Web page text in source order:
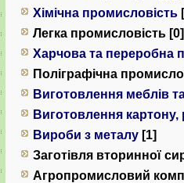
Хімічна промисловість
Легка промисловість [0]
Харчова та переробна
Поліграфічна
Виготовлення меблів
Виготовлення
Вироби з металу [1]
Заготівля вторинної
Агропромисловий